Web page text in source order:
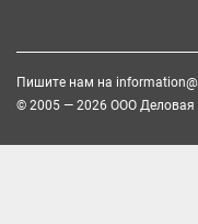
Пишите нам на
© 2005 — 2026 ООО Деловая